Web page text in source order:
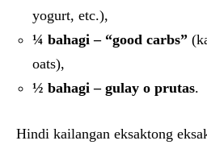
yogurt, etc.),
¼ bahagi – “good carbs”
oats),
½ bahagi – gulay o prutas.
Hindi kailangan eksaktong